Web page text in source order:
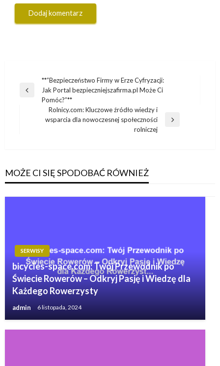
Nawigacja
wpisu
Poprzedni
**”Bezpieczeństwo Firmy w Erze Cyfryzacji:
Jak Portal bezpieczniejszafirma.pl Może Ci
Pomóc?”**
Następny
Rolnicy.com: Kluczowe źródło wiedzy i
wsparcia dla nowoczesnej społeczności
rolniczej
MOŻE CI SIĘ SPODOBAĆ RÓWNIEŻ
SERWISY
bicycles-space.com: Twój Przewodnik po
Świecie Rowerów – Odkryj Pasję i Wiedzę dla
Każdego Rowerzysty
admin 6 listopada, 2024